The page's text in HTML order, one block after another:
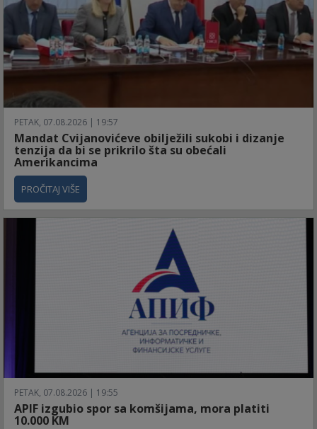
PETAK, 07.08.2026 | 19:57
Mandat Cvijanovićeve obilježili sukobi i dizanje
tenzija da bi se prikrilo šta su obećali
Amerikancima
PROČITAJ VIŠE
PETAK, 07.08.2026 | 19:55
APIF izgubio spor sa komšijama, mora platiti
10.000 KM